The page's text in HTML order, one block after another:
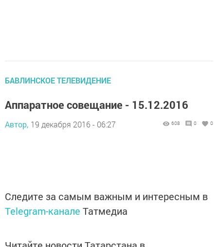
БАВЛИНСКОЕ ТЕЛЕВИДЕНИЕ
Аппаратное совещание - 15.12.2016
Автор, 19 декабря 2016 - 06:27 608 0 0
Следите за самым важным и интересным в
Telegram-канале Татмедиа